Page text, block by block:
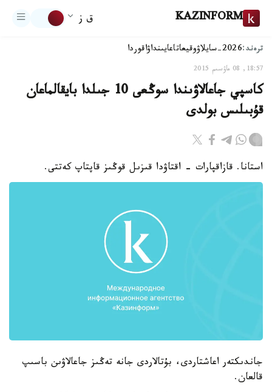
KAZINFORM ق ز
ترەند:2026-سايلاۋ وقيعاتاعايىنداۋاقوردا
18:57, 08 ماۋسىم 2015
كاسپي جاعالاۋىندا سوڭعى 10 جىلدا بايقالماعان
قۇبىلىس بولدى
استانا. قازاقپارات - اقتاۋدا قىزىل قوڭىز قاپتاپ كەتتى.
جاندىكتەر اعاشتاردى، بۇتالاردى جانە تەڭىز جاعالاۋىن باسىپ
قالعان.